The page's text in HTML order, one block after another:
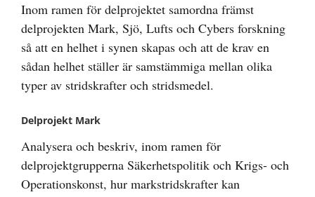
Inom ramen för delprojektet samordna främst
delprojekten Mark, Sjö, Lufts och Cybers forskning
så att en helhet i synen skapas och att de krav en
sådan helhet ställer är samstämmiga mellan olika
typer av stridskrafter och stridsmedel.
Delprojekt Mark
Analysera och beskriv, inom ramen för
delprojektgrupperna Säkerhetspolitik och Krigs- och
Operationskonst, hur markstridskrafter kan